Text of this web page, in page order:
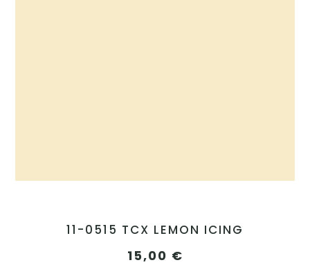
11-0515 TCX LEMON ICING
15,00 €